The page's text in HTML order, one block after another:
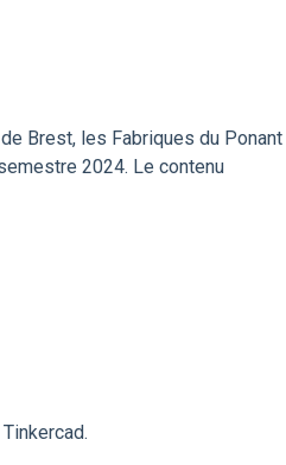
Brest, les Fabriques du Ponant
2024. Le contenu